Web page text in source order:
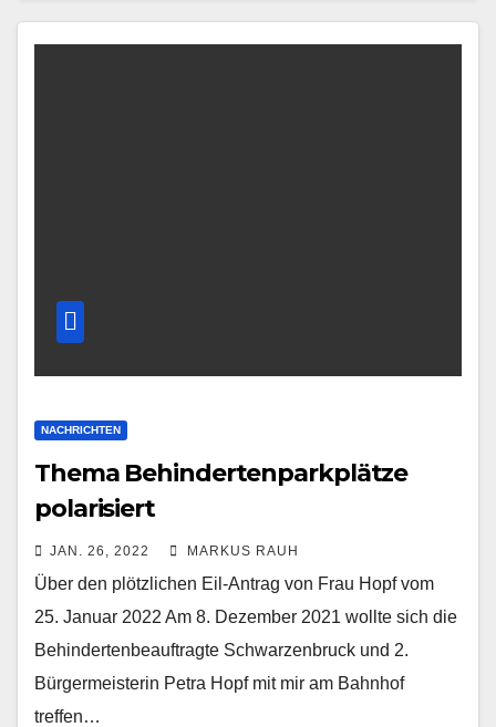
NACHRICHTEN
Thema Behindertenparkplätze
polarisiert
JAN. 26, 2022 MARKUS RAUH
Über den plötzlichen Eil-Antrag von Frau Hopf vom
25. Januar 2022 Am 8. Dezember 2021 wollte sich die
Behindertenbeauftragte Schwarzenbruck und 2.
Bürgermeisterin Petra Hopf mit mir am Bahnhof
treffen…